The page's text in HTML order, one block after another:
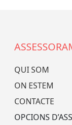
QUI SOM
ON ESTEM
CONTACTE
OPCIONS